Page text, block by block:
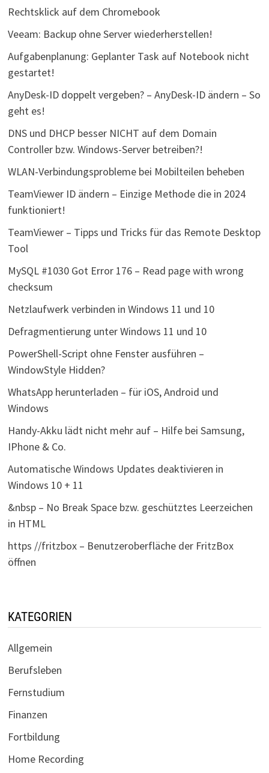
Rechtsklick auf dem Chromebook
Veeam: Backup ohne Server wiederherstellen!
Aufgabenplanung: Geplanter Task auf Notebook nicht
gestartet!
AnyDesk-ID doppelt vergeben? – AnyDesk-ID ändern – So
geht es!
DNS und DHCP besser NICHT auf dem Domain
Controller bzw. Windows-Server betreiben?!
WLAN-Verbindungsprobleme bei Mobilteilen beheben
TeamViewer ID ändern – Einzige Methode die in 2024
funktioniert!
TeamViewer – Tipps und Tricks für das Remote Desktop
Tool
MySQL #1030 Got Error 176 – Read page with wrong
checksum
Netzlaufwerk verbinden in Windows 11 und 10
Defragmentierung unter Windows 11 und 10
PowerShell-Script ohne Fenster ausführen –
WindowStyle Hidden?
WhatsApp herunterladen – für iOS, Android und
Windows
Handy-Akku lädt nicht mehr auf – Hilfe bei Samsung,
IPhone & Co.
Automatische Windows Updates deaktivieren in
Windows 10 + 11
&nbsp – No Break Space bzw. geschütztes Leerzeichen
in HTML
https //fritzbox – Benutzeroberfläche der FritzBox
öffnen
KATEGORIEN
Allgemein
Berufsleben
Fernstudium
Finanzen
Fortbildung
Home Recording